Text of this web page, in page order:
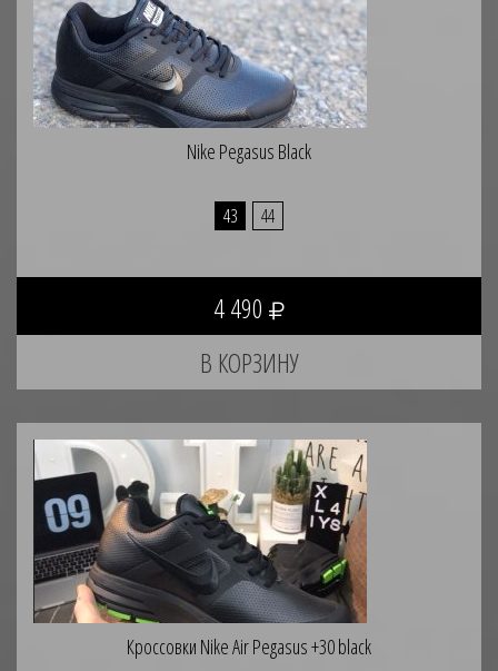
Nike Pegasus Black
43 44
4 490
Кроссовки Nike Air Pegasus +30 black